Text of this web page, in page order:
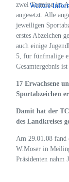
zwei Termine im
angesetzt. Alle
jeweiligen
erstes Abzeichen
auch einige
5, für fünfmalige
Gesamtergebnis
17 Erwachsene
Sportabzeichen
Damit hat der
des Landkreises
Am 29.01.08 fand
W.Moser in
Präsidenten nahm
Weitere